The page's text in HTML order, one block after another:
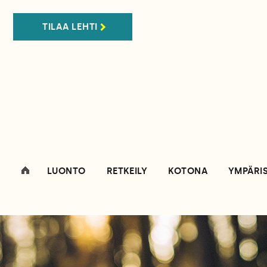
TILAA LEHTI
LUONTO RETKEILY KOTONA